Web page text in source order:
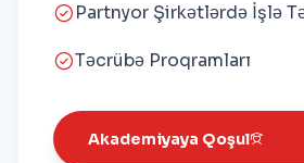
Partnyor Şirkətlərdə İşlə
Təcrübə Proqramları
Akademiyaya Qoşul